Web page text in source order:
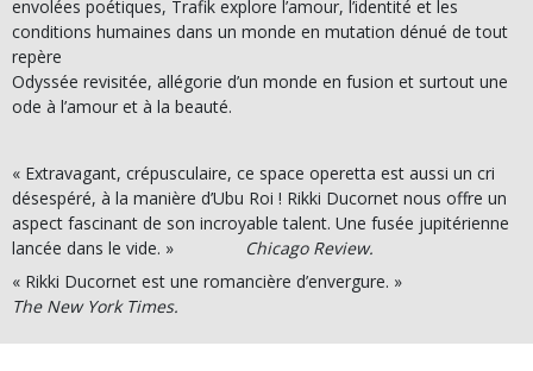
envolées poétiques, Trafik explore l’amour, l’identité et les
conditions humaines dans un monde en mutation dénué de tout
repère
Odyssée revisitée, allégorie d’un monde en fusion et surtout une
ode à l’amour et à la beauté.
« Extravagant, crépusculaire, ce space operetta est aussi un cri
désespéré, à la manière d’Ubu Roi ! Rikki Ducornet nous offre un
aspect fascinant de son incroyable talent. Une fusée jupitérienne
lancée dans le vide. »
Chicago Review.
« Rikki Ducornet est une romancière d’envergure. »
The New York Times.